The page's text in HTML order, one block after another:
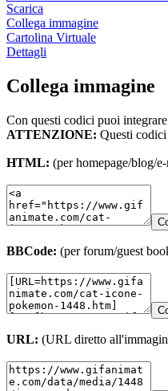
Scarica
Collega immagine
Cartolina Virtuale
Dettagli
Collega immagine
Con questi codici puoi
ATTENZIONE: Questi
HTML: (per homepage/blog/
BBCode: (per forum/guest
URL: (URL diretto